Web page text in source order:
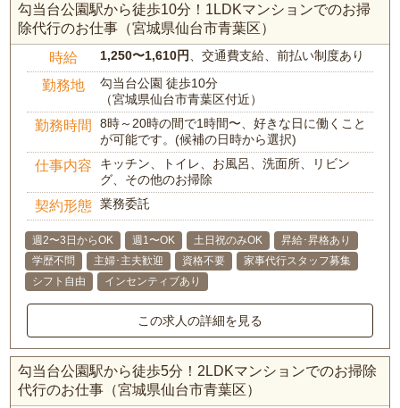
勾当台公園駅から徒歩10分！1LDKマンションでのお掃
除代行のお仕事（宮城県仙台市青葉区）
時給 1,250〜1,610円 、交通費支給、前払い制度あり
勤務地
勾当台公園 徒歩10分
（宮城県仙台市青葉区付近）
勤務時間
8時～20時の間で1時間〜、好きな日に働くこと
が可能です。(候補の日時から選択)
仕事内容
キッチン、トイレ、お風呂、洗面所、リビン
グ、その他のお掃除
契約形態 業務委託
週2〜3日からOK 週1〜OK 土日祝のみOK
昇給･昇格あり
学歴不問
主婦･主夫歓迎 資格不要
家事代行スタッフ募集
シフト自由
インセンティブあり
この求人の詳細を見る
勾当台公園駅から徒歩5分！2LDKマンションでのお掃除
代行のお仕事（宮城県仙台市青葉区）